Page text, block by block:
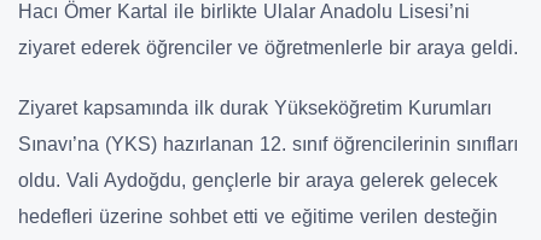
Hacı Ömer Kartal ile birlikte Ulalar Anadolu Lisesi’ni
ziyaret ederek öğrenciler ve öğretmenlerle bir araya geldi.
Ziyaret kapsamında ilk durak Yükseköğretim Kurumları
Sınavı’na (YKS) hazırlanan 12. sınıf öğrencilerinin sınıfları
oldu. Vali Aydoğdu, gençlerle bir araya gelerek gelecek
hedefleri üzerine sohbet etti ve eğitime verilen desteğin